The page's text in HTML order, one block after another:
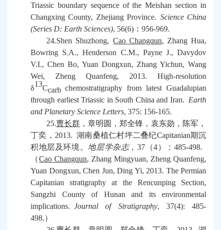
Triassic boundary sequence of the Meishan section in
Changxing County, Zhejiang Province. Science China
(Series D: Earth Sciences), 56(6) ： 956-969.
24.Shen Shuzhong, Cao Changqun, Zhang Hua,
Bowring S.A., Henderson C.M., Payne J., Davydov
V.I., Chen Bo, Yuan Dongxun, Zhang Yichun, Wang
Wei, Zheng Quanfeng, 2013. High-resolution
δ13Ccarb chemostratigraphy from latest Guadalupian
through earliest Triassic in South China and Iran. Earth
and Planetary Science Letters, 375: 156-165.
25.曹长群 ，章明圆，郑全锋，袁东勋，陈军，
丁奕， 2013. 湖南桑植仁村坪二叠纪Capitanian期沉
积地层及环境。地层学杂志， 37（4）：485-498.
（Cao Changqun, Zhang Mingyuan, Zheng Quanfeng,
Yuan Dongxun, Chen Jun, Ding Yi, 2013. The Permian
Capitanian stratigraphy at the Rencunping Section,
Sangzhi County of Hunan and its environmental
implications. Journal of Stratigraphy, 37(4): 485-
498.）